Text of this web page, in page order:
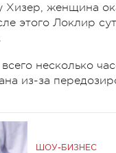
Хизер, женщина
этого Локлир
несколько
из-за
ШОУ-БИЗНЕС